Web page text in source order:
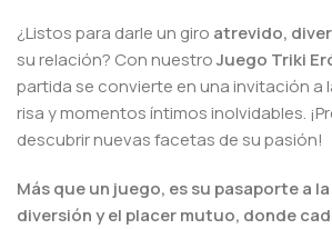
¿Listos para darle un giro atrevido,
su relación? Con nuestroJuego Triki
partida se convierte en una invitación a
risa y momentos íntimos inolvidables.
descubrir nuevas facetas de su pasión!
Más que un juego, es su pasaporte a
diversión y el placer mutuo, donde